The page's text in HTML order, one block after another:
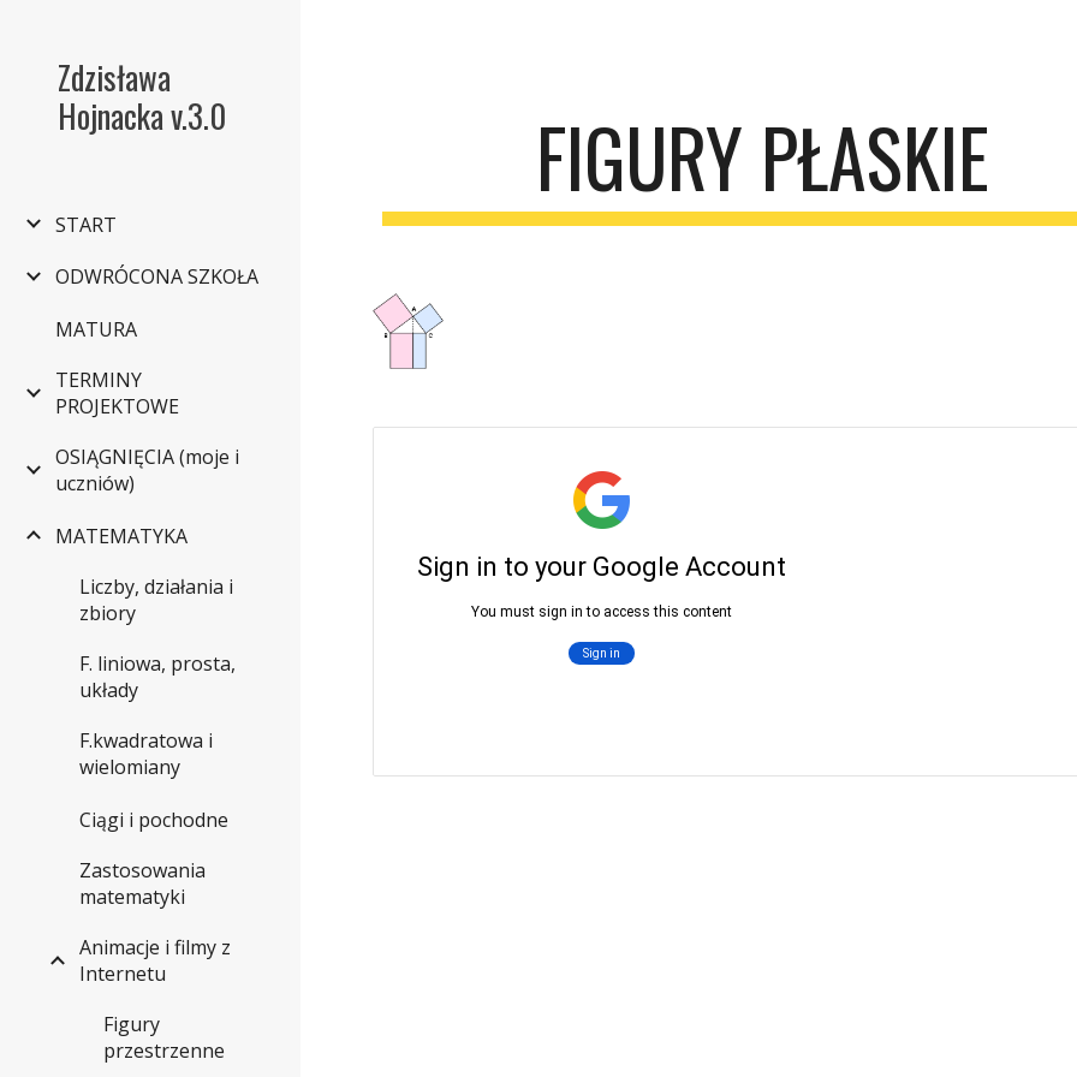
Zdzisława
Hojnacka v.3.0
START
ODWRÓCONA SZKOŁA
MATURA
TERMINY
PROJEKTOWE
OSIĄGNIĘCIA (moje i
uczniów)
MATEMATYKA
Liczby, działania i
zbiory
F. liniowa, prosta,
układy
F.kwadratowa i
wielomiany
Ciągi i pochodne
Zastosowania
matematyki
Animacje i filmy z
Internetu
Figury
przestrzenne
FIGURY PŁASKIE